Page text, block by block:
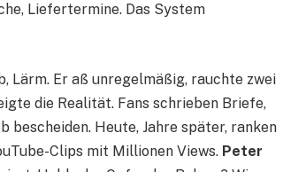
Liefertermine. Das System
Lärm. Er aß unregelmäßig, rauchte zwei
die Realität. Fans schrieben Briefe,
Heute, Jahre später, ranken
Clips mit Millionen Views. Peter